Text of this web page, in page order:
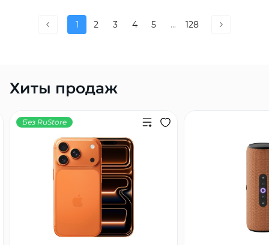
1 2 3 4 5 ... 128
Хиты продаж
Без RuStore